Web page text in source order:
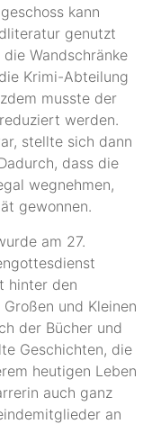
kann
genutzt
Wandschränke
Krimi-Abteilung
musste der
werden.
stellte sich dann
dass die
wegnehmen,
gewonnen.
am 27.
hinter den
und Kleinen
der Bücher und
Geschichten, die
heutigen Leben
auch ganz
an